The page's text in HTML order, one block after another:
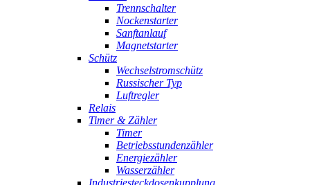
Trennschalter
Nockenstarter
Sanftanlauf
Magnetstarter
Schütz
Wechselstromschütz
Russischer Typ
Luftregler
Relais
Timer & Zähler
Timer
Betriebsstundenzähler
Energiezähler
Wasserzähler
Industriesteckdosenkupplung